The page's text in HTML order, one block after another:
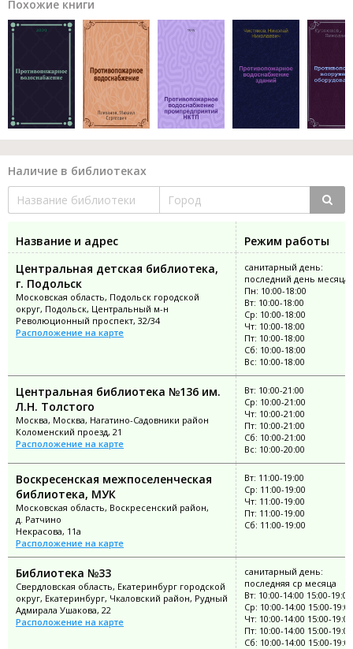
Похожие книги
Наличие в библиотеках
Название и адрес
Режим работы
Центральная детская библиотека,
г. Подольск
Московская область, Подольск городской
округ, Подольск, Центральный м-н
Революционный проспект, 32/34
Расположение на карте
санитарный день:
последний день месяца
Пн: 10:00-18:00
Вт: 10:00-18:00
Ср: 10:00-18:00
Чт: 10:00-18:00
Пт: 10:00-18:00
Сб: 10:00-18:00
Вс: 10:00-18:00
Центральная библиотека №136 им.
Л.Н. Толстого
Москва, Москва, Нагатино-Садовники район
Коломенский проезд, 21
Расположение на карте
Вт: 10:00-21:00
Ср: 10:00-21:00
Чт: 10:00-21:00
Пт: 10:00-21:00
Сб: 10:00-21:00
Вс: 10:00-20:00
Воскресенская межпоселенческая
библиотека, МУК
Московская область, Воскресенский район,
д. Ратчино
Некрасова, 11а
Расположение на карте
Вт: 11:00-19:00
Ср: 11:00-19:00
Чт: 11:00-19:00
Пт: 11:00-19:00
Сб: 11:00-19:00
Библиотека №33
Свердловская область, Екатеринбург городской
округ, Екатеринбург, Чкаловский район, Рудный
Адмирала Ушакова, 22
Расположение на карте
санитарный день:
последняя ср месяца
Вт: 10:00-14:00 15:00-19:00
Ср: 10:00-14:00 15:00-19:00
Чт: 10:00-14:00 15:00-19:00
Пт: 10:00-14:00 15:00-19:00
Сб: 10:00-14:00 15:00-19:00